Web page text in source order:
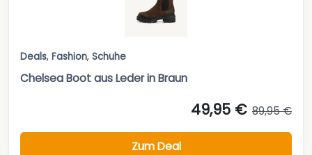
Deals, Fashion, Schuhe
Chelsea Boot aus Leder in Braun
49,95 € 89,95 €
Zum Deal